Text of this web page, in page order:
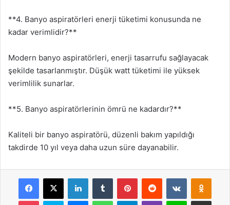
**4. Banyo aspiratörleri enerji tüketimi konusunda ne
kadar verimlidir?**
Modern banyo aspiratörleri, enerji tasarrufu sağlayacak
şekilde tasarlanmıştır. Düşük watt tüketimi ile yüksek
verimlilik sunarlar.
**5. Banyo aspiratörlerinin ömrü ne kadardır?**
Kaliteli bir banyo aspiratörü, düzenli bakım yapıldığı
takdirde 10 yıl veya daha uzun süre dayanabilir.
Facebook
X LinkedInTumblr PinterestReddit VKontakte
Pocket Skype MessengerWhatsAppTelegramViber Line E-Posta ile